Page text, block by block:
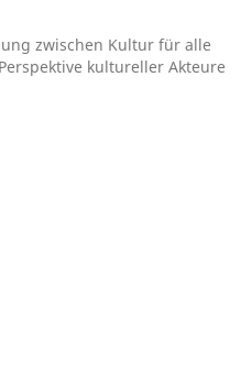
zwischen Kultur für alle
kultureller Akteure